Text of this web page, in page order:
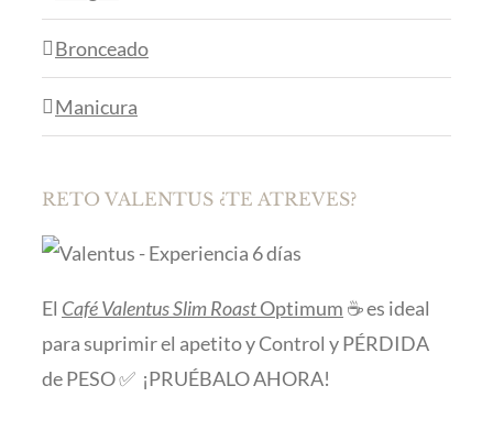
Bronceado
Manicura
RETO VALENTUS ¿TE ATREVES?
El Café Valentus Slim RoastOptimum ☕ es ideal
para suprimir el apetito y Control y PÉRDIDA
de PESO ✅ ¡PRUÉBALO AHORA!